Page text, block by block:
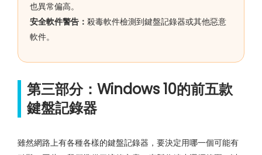
也異常偏高。
安全軟件警告： 殺毒軟件檢測到鍵盤記錄器或其他惡意
軟件。
第三部分：Windows 10的前五款
鍵盤記錄器
雖然網路上有各種各樣的鍵盤記錄器，要決定用哪一個可能有